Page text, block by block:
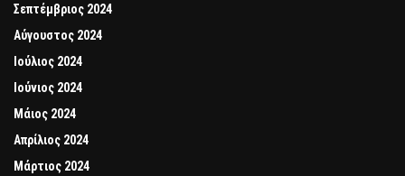
Σεπτέμβριος 2024
Αύγουστος 2024
Ιούλιος 2024
Ιούνιος 2024
Μάιος 2024
Απρίλιος 2024
Μάρτιος 2024